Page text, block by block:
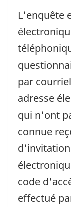
L'enquête
par
adresse
qui n'ont
connue
code
effectué